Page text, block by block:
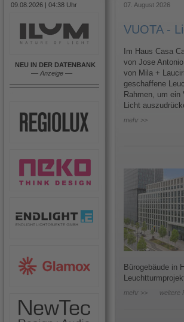
09.08.2026 | 04:38 Uhr
NEU IN DER DATENBANK
–– Anzeige ––
07. August 2026
VUOTA -
Im Haus Casa
von Jose
von Mila +
geschaffene
Rahmen, um ein
Licht
mehr >>
Bürogebäude in
mehr >> weitere